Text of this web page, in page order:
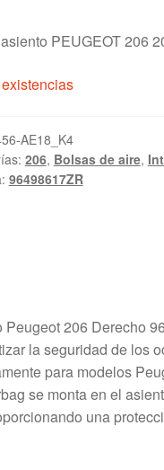
PEUGEOT 206
AE18_K4
206, Bolsas de aire,
96498617ZR
Peugeot 206 Derecho
la seguridad de los
para modelos
se monta en el
una